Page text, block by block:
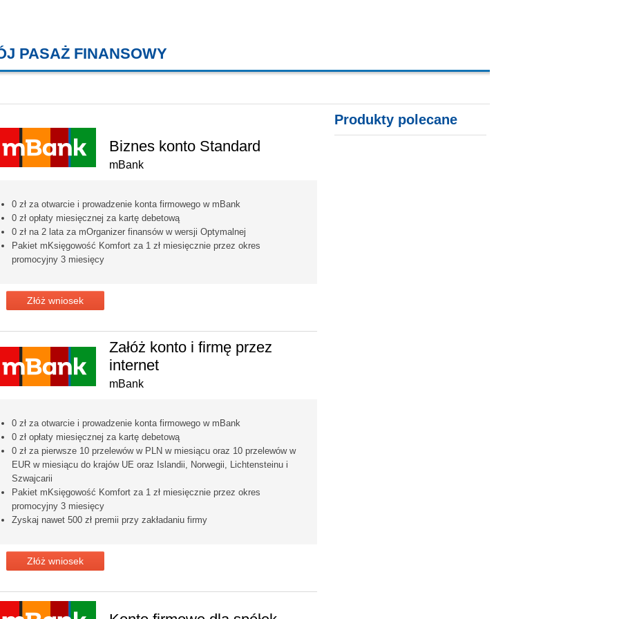
PASAŻ FINANSOWY
Biznes konto Standard
mBank
0 zł za otwarcie i prowadzenie konta firmowego w mBank
0 zł opłaty miesięcznej za kartę debetową
0 zł na 2 lata za mOrganizer finansów w wersji Optymalnej
Pakiet mKsięgowość Komfort za 1 zł miesięcznie przez okres
promocyjny 3 miesięcy
Złóż wniosek
Załóż konto i firmę przez
internet
mBank
0 zł za otwarcie i prowadzenie konta firmowego w mBank
0 zł opłaty miesięcznej za kartę debetową
0 zł za pierwsze 10 przelewów w PLN w miesiącu oraz 10 przelewów w
EUR w miesiącu do krajów UE oraz Islandii, Norwegii, Lichtensteinu i
Szwajcarii
Pakiet mKsięgowość Komfort za 1 zł miesięcznie przez okres
promocyjny 3 miesięcy
Zyskaj nawet 500 zł premii przy zakładaniu firmy
Złóż wniosek
Produkty polecane